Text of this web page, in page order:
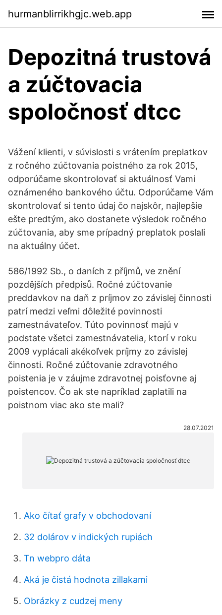
hurmanblirrikhgjc.web.app
Depozitná trustová
a zúčtovacia
spoločnosť dtcc
Vážení klienti, v súvislosti s vrátením preplatkov
z ročného zúčtovania poistného za rok 2015,
odporúčame skontrolovať si aktuálnosť Vami
oznámeného bankového účtu. Odporúčame Vám
skontrolovať si tento údaj čo najskôr, najlepšie
ešte predtým, ako dostanete výsledok ročného
zúčtovania, aby sme prípadný preplatok poslali
na aktuálny účet.
586/1992 Sb., o daních z příjmů, ve znění
pozdějších předpisů. Ročné zúčtovanie
preddavkov na daň z príjmov zo závislej činnosti
patrí medzi veľmi dôležité povinnosti
zamestnávateľov. Túto povinnosť majú v
podstate všetci zamestnávatelia, ktorí v roku
2009 vyplácali akékoľvek príjmy zo závislej
činnosti. Ročné zúčtovanie zdravotného
poistenia je v záujme zdravotnej poisťovne aj
poistencov. Čo ak ste napríklad zaplatili na
poistnom viac ako ste mali?
28.07.2021
Ako čítať grafy v obchodovaní
32 dolárov v indických rupiách
Tn webpro dáta
Aká je čistá hodnota zillakami
Obrázky z cudzej meny